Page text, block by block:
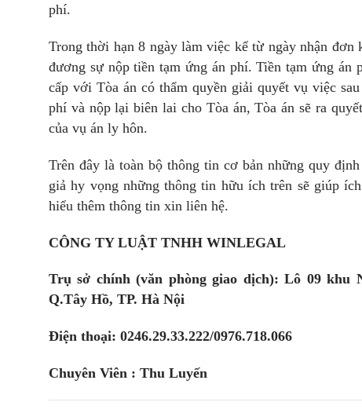
phí.
Trong thời hạn 8 ngày làm việc kể từ ngày nhận
đương sự nộp tiền tạm ứng án phí. Tiền tạm ứng án
cấp với Tòa án có thẩm quyền giải quyết vụ việc
phí và nộp lại biên lai cho Tòa án, Tòa án sẽ ra
của vụ án ly hôn.
Trên đây là toàn bộ thông tin cơ bản những quy
giả hy vọng những thông tin hữu ích trên sẽ giúp
hiểu thêm thông tin xin liên hệ.
CÔNG TY LUẬT TNHH WINLEGAL
Trụ sở chính (văn phòng giao dịch): Lô 09 khu
Q.Tây Hồ, TP. Hà Nội
Điện thoại: 0246.29.33.222/0976.718.066
Chuyên Viên : Thu Luyến